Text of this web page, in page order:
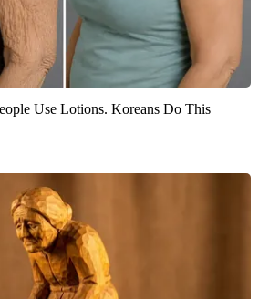
Use Lotions. Koreans Do This